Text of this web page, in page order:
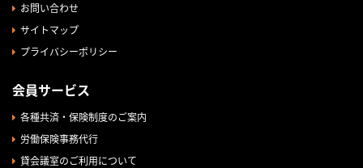
お問い合わせ
サイトマップ
プライバシーポリシー
会員サービス
各種共済・保険制度のご案内
労働保険事務代行
貸会議室のご利用について